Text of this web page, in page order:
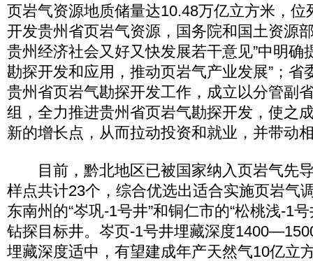
页岩气资源地质储量达10.48万亿立方米，位
开发贵州省页岩气资源，国务院和国土资源
贵州经济社会又好又快发展若干意见”中明确
勘探开发和应用，推动页岩气产业发展”；省
贵州省页岩气勘探开发工作，成立以分管副
组，全力推进贵州省页岩气勘探开发，使之
新的增长点，从而拉动投资和就业，并带动
目前，黔北地区已被国家纳入页岩气先
样点共计23个，综合优选出适合实施页岩气
东南州的“岑巩-1号井”和铜仁市的“松桃浅-1
钻探目标井。岑页-1号井埋藏深度
埋藏深度适中，有望建成年产天然气10亿立